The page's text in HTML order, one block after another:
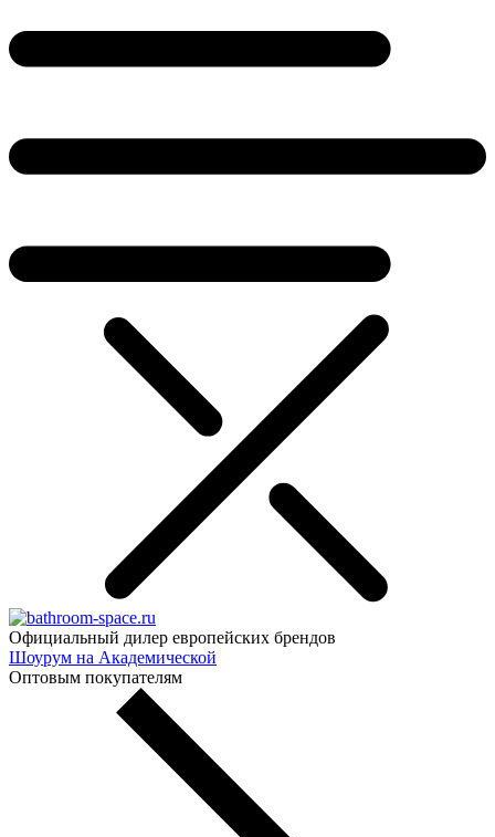
Официальный дилер европейских брендов
Шоурум на Академической
Оптовым покупателям